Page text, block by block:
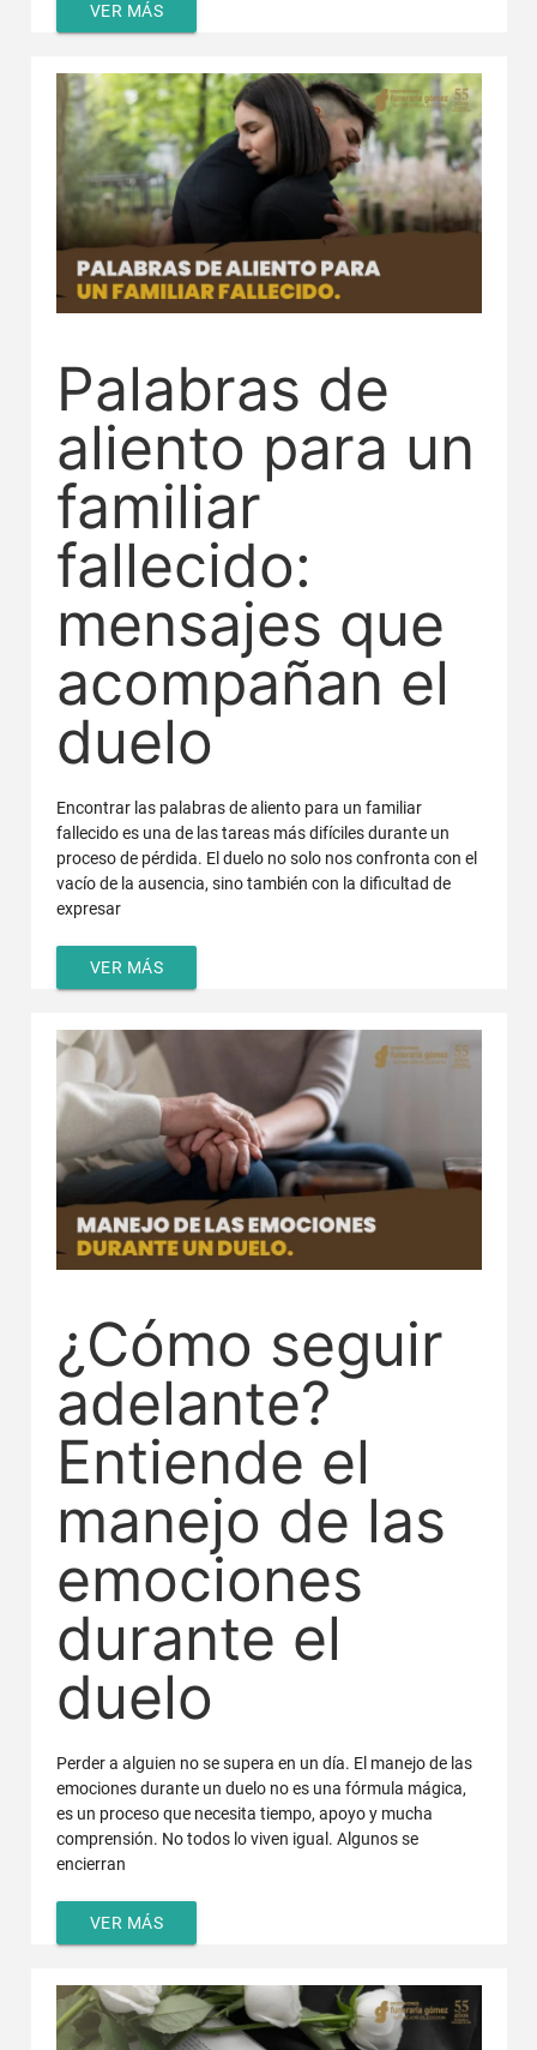
VER MÁS
Palabras de
aliento para un
familiar
fallecido:
mensajes que
acompañan el
duelo
Encontrar las palabras de aliento para un familiar
fallecido es una de las tareas más difíciles durante un
proceso de pérdida. El duelo no solo nos confronta con el
vacío de la ausencia, sino también con la dificultad de
expresar
VER MÁS
¿Cómo seguir
adelante?
Entiende el
manejo de las
emociones
durante el
duelo
Perder a alguien no se supera en un día. El manejo de las
emociones durante un duelo no es una fórmula mágica,
es un proceso que necesita tiempo, apoyo y mucha
comprensión. No todos lo viven igual. Algunos se
encierran
VER MÁS